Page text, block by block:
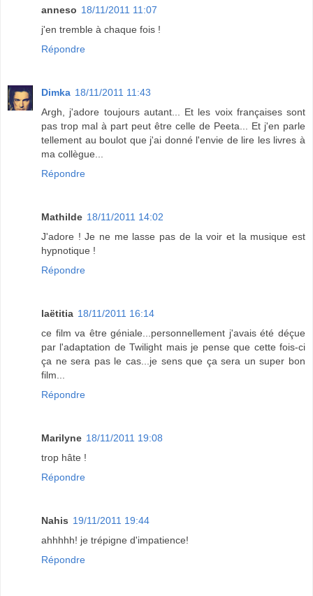
anneso 18/11/2011 11:07
j'en tremble à chaque fois !
Répondre
Dimka 18/11/2011 11:43
Argh, j'adore toujours autant... Et les voix françaises sont
pas trop mal à part peut être celle de Peeta... Et j'en parle
tellement au boulot que j'ai donné l'envie de lire les livres à
ma collègue...
Répondre
Mathilde 18/11/2011 14:02
J'adore ! Je ne me lasse pas de la voir et la musique est
hypnotique !
Répondre
laëtitia 18/11/2011 16:14
ce film va être géniale...personnellement j'avais été déçue
par l'adaptation de Twilight mais je pense que cette fois-ci
ça ne sera pas le cas...je sens que ça sera un super bon
film...
Répondre
Marilyne 18/11/2011 19:08
trop hâte !
Répondre
Nahis 19/11/2011 19:44
ahhhhh! je trépigne d'impatience!
Répondre